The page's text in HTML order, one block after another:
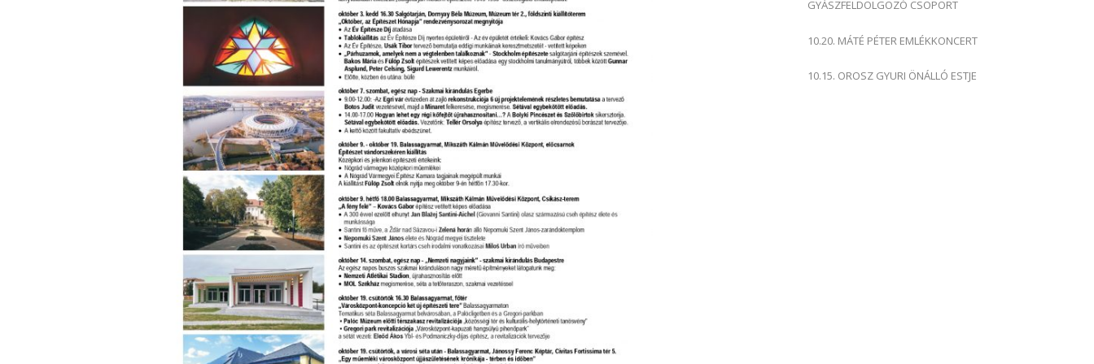
GYÁSZFELDOLGOZÓ CSOPORT
10.20. MÁTÉ PÉTER EMLÉKKONCERT
10.15. OROSZ GYURI ÖNÁLLÓ ESTJE